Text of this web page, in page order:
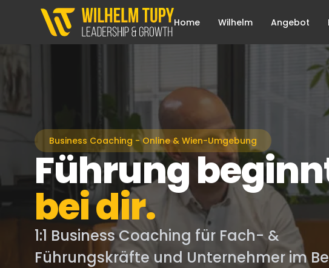
Home Wilhelm Angebot
Business Coaching - Online & Wien-Umgebung
Führung
bei dir.
1:1 Business Coaching für Fach- &
Führungskräfte und Unternehmer im